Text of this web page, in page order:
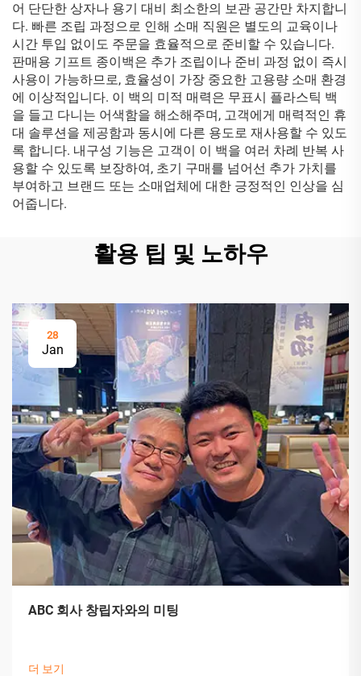
어 단단한 상자나 용기 대비 최소한의 보관 공간만 차지합니
다. 빠른 조립 과정으로 인해 소매 직원은 별도의 교육이나
시간 투입 없이도 주문을 효율적으로 준비할 수 있습니다.
판매용 기프트 종이백은 추가 조립이나 준비 과정 없이 즉시
사용이 가능하므로, 효율성이 가장 중요한 고용량 소매 환경
에 이상적입니다. 이 백의 미적 매력은 무표시 플라스틱 백
을 들고 다니는 어색함을 해소해주며, 고객에게 매력적인 휴
대 솔루션을 제공함과 동시에 다른 용도로 재사용할 수 있도
록 합니다. 내구성 기능은 고객이 이 백을 여러 차례 반복 사
용할 수 있도록 보장하여, 초기 구매를 넘어선 추가 가치를
부여하고 브랜드 또는 소매업체에 대한 긍정적인 인상을 심
어줍니다.
활용 팁 및 노하우
28
Jan
ABC 회사 창립자와의 미팅
더 보기